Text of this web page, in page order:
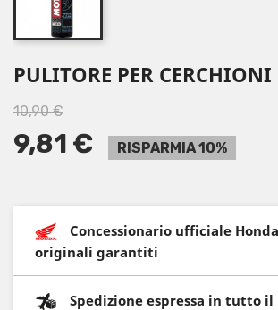
PULITORE PER
10,90 €
9,81 € RISPARMIA 10%
Concessionario ufficiale
originali garantiti
Spedizione espressa in tutto il